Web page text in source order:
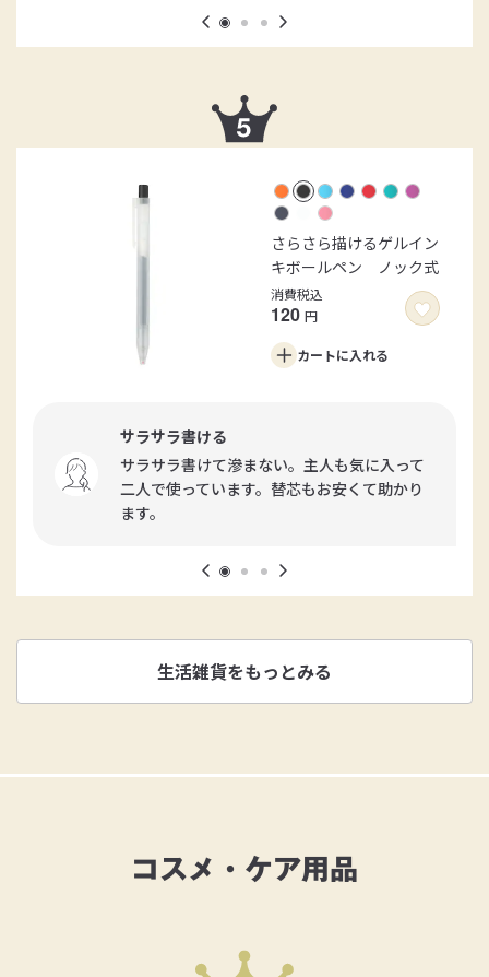
さらさら描けるゲルイン
キボールペン ノック式
消費税込
120 円
カートに入れる
サラサラ書ける
サラサラ書けて滲まない。主人も気に入って
二人で使っています。替芯もお安くて助かり
ます。
生活雑貨をもっとみる
コスメ・ケア用品